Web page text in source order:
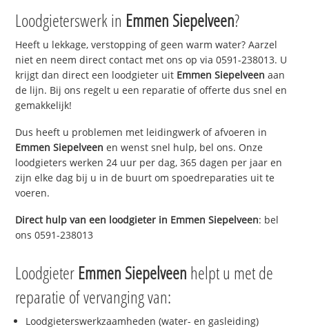
Loodgieterswerk in Emmen Siepelveen?
Heeft u lekkage, verstopping of geen warm water? Aarzel
niet en neem direct contact met ons op via 0591-238013. U
krijgt dan direct een loodgieter uit Emmen Siepelveen aan
de lijn. Bij ons regelt u een reparatie of offerte dus snel en
gemakkelijk!
Dus heeft u problemen met leidingwerk of afvoeren in
Emmen Siepelveen en wenst snel hulp, bel ons. Onze
loodgieters werken 24 uur per dag, 365 dagen per jaar en
zijn elke dag bij u in de buurt om spoedreparaties uit te
voeren.
Direct hulp van een loodgieter in Emmen Siepelveen: bel
ons 0591-238013
Loodgieter Emmen Siepelveen helpt u met de
reparatie of vervanging van:
Loodgieterswerkzaamheden (water- en gasleiding)